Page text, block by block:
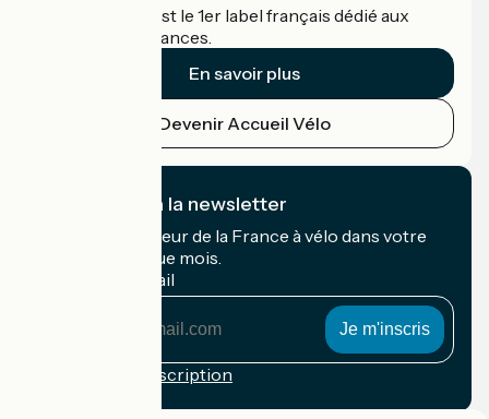
Accueil Vélo c'est le 1er label français dédié aux
cyclistes en vacances.
En savoir plus
Devenir Accueil Vélo
Je m'abonne à la newsletter
Recevez le meilleur de la France à vélo dans votre
boîte mail chaque mois.
Mon adresse mail
Conditions d'inscription